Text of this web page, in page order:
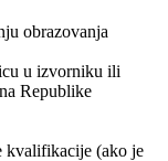
obrazovanja
u izvorniku ili
Republike
kvalifikacije (ako je